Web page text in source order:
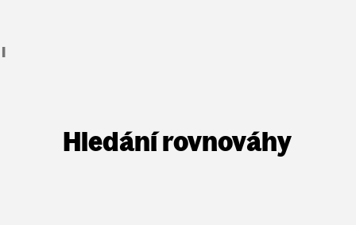
Hledání rovnováhy